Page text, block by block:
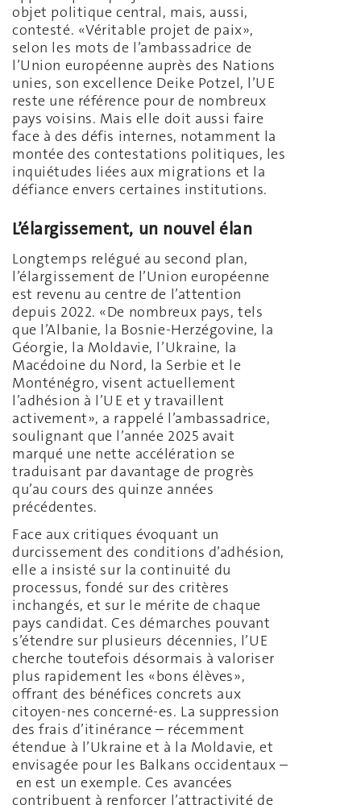
objet politique central, mais, aussi,
contesté. «Véritable projet de paix»,
selon les mots de l’ambassadrice de
l’Union européenne auprès des Nations
unies, son excellence Deike Potzel, l’UE
reste une référence pour de nombreux
pays voisins. Mais elle doit aussi faire
face à des défis internes, notamment la
montée des contestations politiques, les
inquiétudes liées aux migrations et la
défiance envers certaines institutions.
L’élargissement, un nouvel élan
Longtemps relégué au second plan,
l’élargissement de l’Union européenne
est revenu au centre de l’attention
depuis 2022. «De nombreux pays, tels
que l’Albanie, la Bosnie-Herzégovine, la
Géorgie, la Moldavie, l’Ukraine, la
Macédoine du Nord, la Serbie et le
Monténégro, visent actuellement
l’adhésion à l’UE et y travaillent
activement», a rappelé l’ambassadrice,
soulignant que l’année 2025 avait
marqué une nette accélération se
traduisant par davantage de progrès
qu’au cours des quinze années
précédentes.
Face aux critiques évoquant un
durcissement des conditions d’adhésion,
elle a insisté sur la continuité du
processus, fondé sur des critères
inchangés, et sur le mérite de chaque
pays candidat. Ces démarches pouvant
s’étendre sur plusieurs décennies, l’UE
cherche toutefois désormais à valoriser
plus rapidement les «bons élèves»,
offrant des bénéfices concrets aux
citoyen-nes concerné-es. La suppression
des frais d’itinérance – récemment
étendue à l’Ukraine et à la Moldavie, et
envisagée pour les Balkans occidentaux –
en est un exemple. Ces avancées
contribuent à renforcer l’attractivité de